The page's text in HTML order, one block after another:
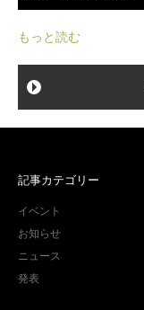
もっと読む
記事カテゴリー
イベント
お知らせ
ニュース
発表